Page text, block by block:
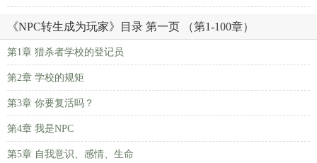
《NPC转生成为玩家》目录 第一页 （第1-100章）
第1章 猎杀者学校的登记员
第2章 学校的规矩
第3章 你要复活吗？
第4章 我是NPC
第5章 自我意识、感情、生命